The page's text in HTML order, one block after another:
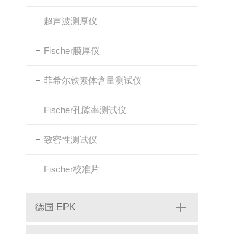
超声波测厚仪
Fischer膜厚仪
菲希尔铁素体含量测试仪
Fischer孔隙率测试仪
致密性测试仪
Fischer校准片
德国 EPK